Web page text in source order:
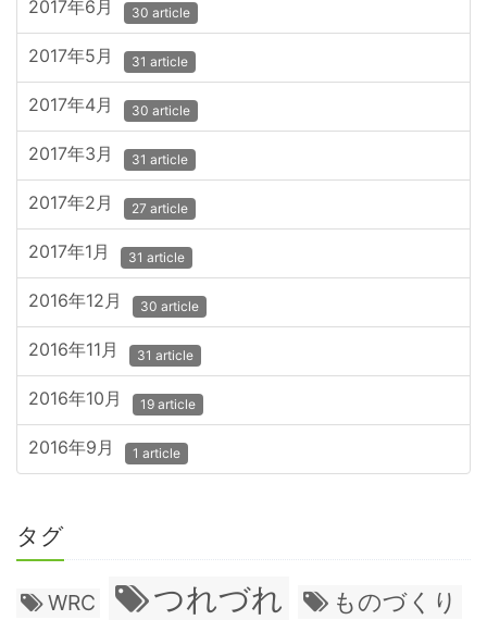
2017年6月 30 article
2017年5月 31 article
2017年4月 30 article
2017年3月 31 article
2017年2月 27 article
2017年1月 31 article
2016年12月 30 article
2016年11月 31 article
2016年10月 19 article
2016年9月 1 article
タグ
WRC つれづれ ものづくり